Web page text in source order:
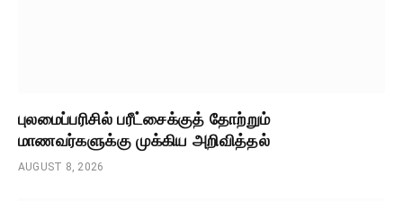
புலமைப்பரிசில் பரீட்சைக்குத் தோற்றும்
மாணவர்களுக்கு முக்கிய அறிவித்தல்
AUGUST 8, 2026